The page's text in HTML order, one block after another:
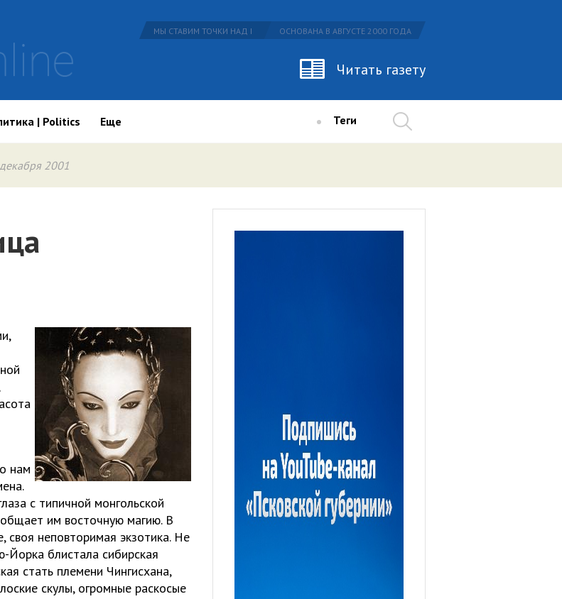
МЫ СТАВИМ ТОЧКИ НАД I ОСНОВАНА В АВГУСТЕ 2000 ГОДА
Читать газету
| Politics Еще Теги
2001
нам
с типичной монгольской
им восточную магию. В
своя неповторимая экзотика. Не
блистала сибирская
стать племени Чингисхана,
скулы, огромные раскосые